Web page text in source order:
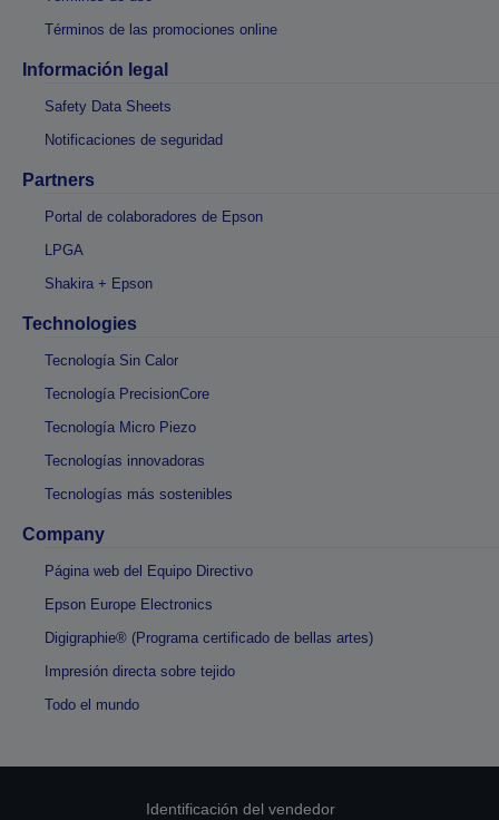
Términos de las promociones online
Información legal
Safety Data Sheets
Notificaciones de seguridad
Partners
Portal de colaboradores de Epson
LPGA
Shakira + Epson
Technologies
Tecnología Sin Calor
Tecnología PrecisionCore
Tecnología Micro Piezo
Tecnologías innovadoras
Tecnologías más sostenibles
Company
Página web del Equipo Directivo
Epson Europe Electronics
Digigraphie® (Programa certificado de bellas artes)
Impresión directa sobre tejido
Todo el mundo
Identificación del vendedor